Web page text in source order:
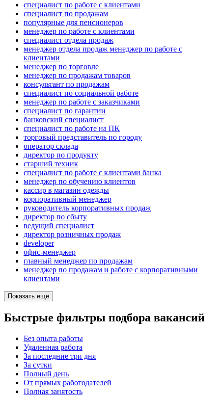
специалист по работе с клиентами
специалист по продажам
популярные для пенсионеров
менеджер по работе с клиентами
специалист отдела продаж
менеджер отдела продаж менеджер по работе с
клиентами
менеджер по торговле
менеджер по продажам товаров
консультант по продажам
специалист по социальной работе
менеджер по работе с заказчиками
специалист по гарантии
банковский специалист
специалист по работе на ПК
торговый представитель по городу
оператор склада
директор по продукту
старший техник
специалист по работе с клиентами банка
менеджер по обучению клиентов
кассир в магазин одежды
корпоративный менеджер
руководитель корпоративных продаж
директор по сбыту
ведущий специалист
директор розничных продаж
developer
офис-менеджер
главный менеджер по продажам
менеджер по продажам и работе с корпоративными
клиентами
Показать ещё
Быстрые фильтры подбора вакансий
Без опыта работы
Удаленная работа
За последние три дня
За сутки
Полный день
От прямых работодателей
Полная занятость